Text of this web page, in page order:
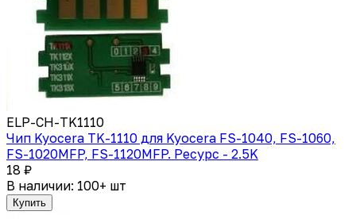
ELP-CH-TK1110
Чип Kyocera TK-1110 для Kyocera FS-1040, FS-1060,
FS-1020MFP, FS-1120MFP. Ресурс - 2.5K
18 ₽
В наличии: 100+ шт
Купить